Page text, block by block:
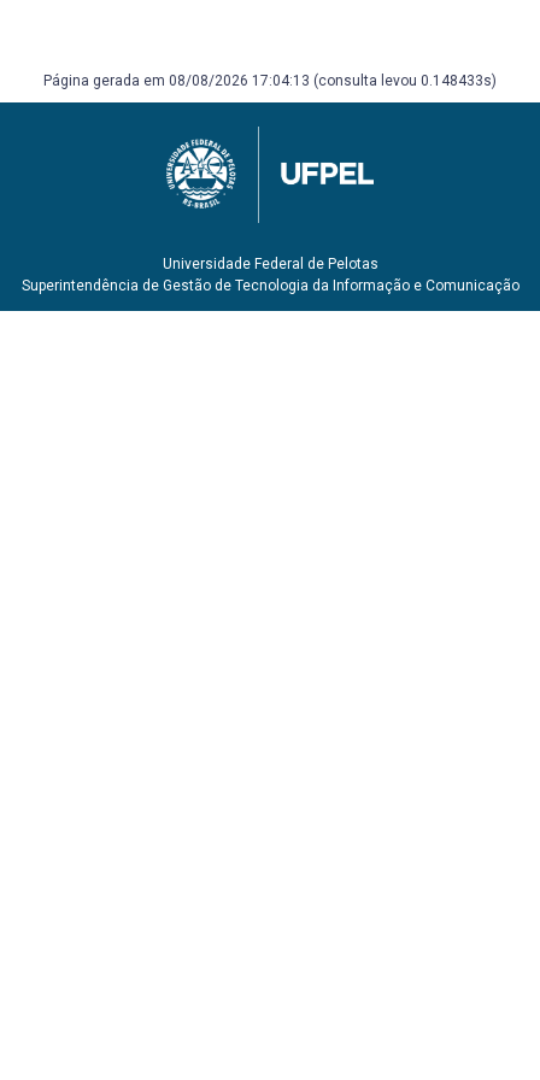
MacGraw-Hill, 1977. 156 p.
São Paulo : Makron Books, 1996. 209 p.
Página gerada em 08/08/2026 17:04:13 (consulta levou 0.148433s)
Universidade Federal de Pelotas
Superintendência de Gestão de Tecnologia da Informação e Comunicação